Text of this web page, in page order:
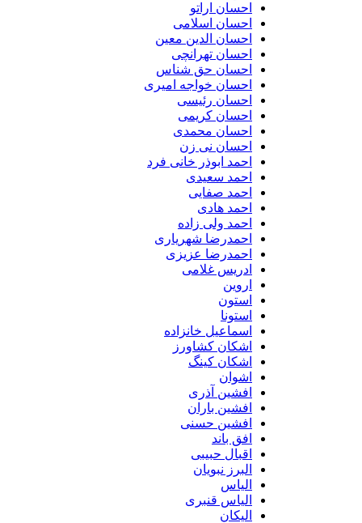
احسان اراتو
احسان اسلامی
احسان الدین معین
احسان تهرانچی
احسان حق شناس
احسان خواجه امیری
احسان رئیسی
احسان کریمی
احسان محمدی
احسان نی زن
احمد ابوذر خانی فرد
احمد سعیدی
احمد صفایی
احمد هادی
احمد ولی زاده
احمدرضا شهریاری
احمدرضا عزیزی
ادریس غلامی
اسماعیل خانزاده
اشکان کشاورز
اشکان کینگ
افشین آذری
افشین باران
افشین حسنی
افق باند
اقبال حبیبی
البرز نبویان
الیاس قنبرى